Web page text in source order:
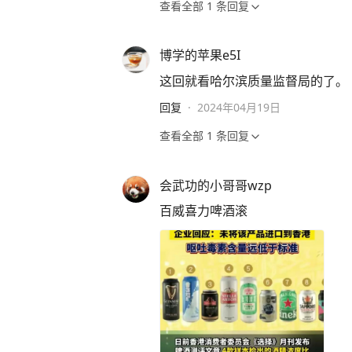
查看全部 1 条回复
博学的苹果e5I
这回就看哈尔滨质量监督局的了。
回复 · 2024年04月19日
查看全部 1 条回复
会武功的小哥哥wzp
百威喜力啤酒滚